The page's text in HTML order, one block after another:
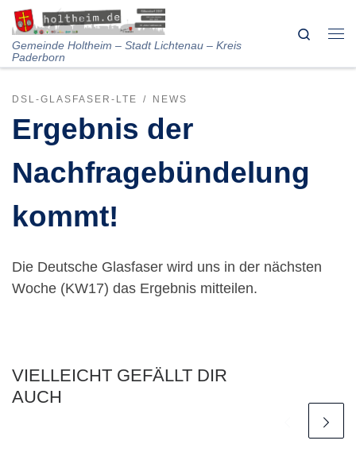
Skip to content
Gemeinde Holtheim – Stadt Lichtenau – Kreis
Paderborn
Search
DSL-GLASFASER-LTE NEWS
Ergebnis der
Nachfragebündelung
kommt!
Die Deutsche Glasfaser wird uns in der nächsten
Woche (KW17) das Ergebnis mitteilen.
VIELLEICHT GEFÄLLT DIR
AUCH